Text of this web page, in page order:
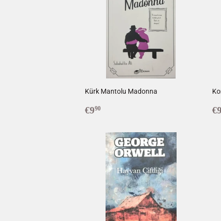
Kürk Mantolu Madonna
Prix
€990 €9